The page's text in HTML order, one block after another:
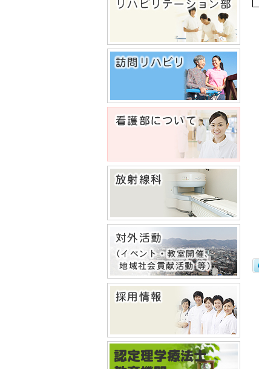
認定理学療法士